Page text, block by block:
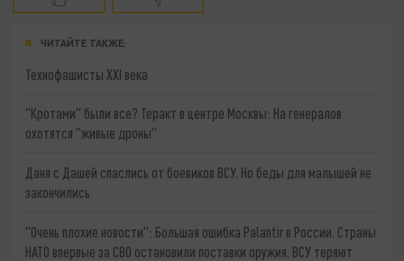
ЧИТАЙТЕ ТАКЖЕ:
Технофашисты XXI века
"Кротами" были все? Теракт в центре Москвы: На генералов
охотятся "живые дроны"
Даня с Дашей спаслись от боевиков ВСУ. Но беды для малышей не
закончились
"Очень плохие новости": Большая ошибка Palantir в России. Страны
НАТО впервые за СВО остановили поставки оружия. ВСУ теряют